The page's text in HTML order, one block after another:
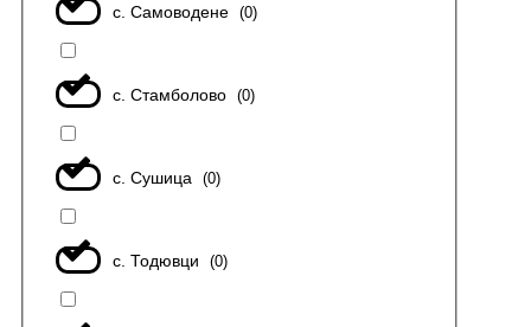
с. Самоводене (0)
с. Стамболово (0)
с. Сушица (0)
с. Тодювци (0)